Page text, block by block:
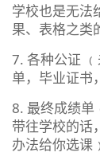
学校也是无法
果、表格之类
7. 各种公证
单，毕业证书
8. 最终成绩单
带往学校的话
办法给你选课